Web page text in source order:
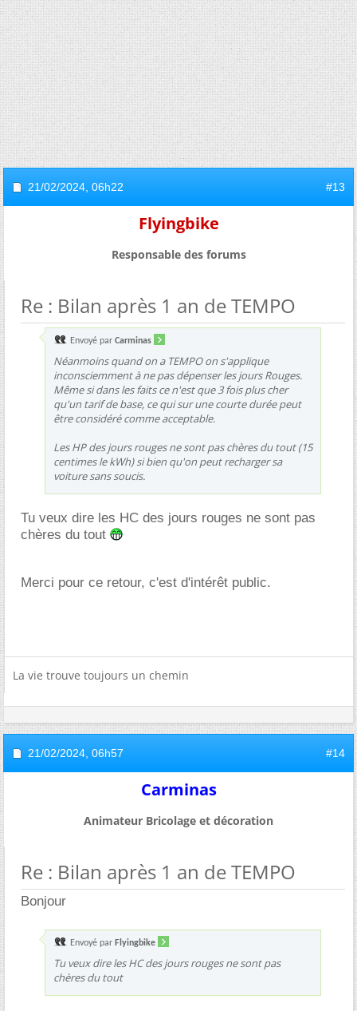
21/02/2024, 06h22 #13
Flyingbike
Responsable des forums
Re : Bilan après 1 an de TEMPO
Envoyé par Carminas
Néanmoins quand on a TEMPO on s'applique
inconsciemment à ne pas dépenser les jours Rouges.
Même si dans les faits ce n'est que 3 fois plus cher
qu'un tarif de base, ce qui sur une courte durée peut
être considéré comme acceptable.
Les HP des jours rouges ne sont pas chères du tout (15
centimes le kWh) si bien qu'on peut recharger sa
voiture sans soucis.
Tu veux dire les HC des jours rouges ne sont pas
chères du tout
Merci pour ce retour, c'est d'intérêt public.
La vie trouve toujours un chemin
21/02/2024, 06h57 #14
Carminas
Animateur Bricolage et décoration
Re : Bilan après 1 an de TEMPO
Bonjour
Envoyé par Flyingbike
Tu veux dire les HC des jours rouges ne sont pas
chères du tout